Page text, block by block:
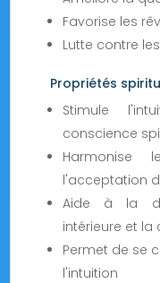
Favorise les
Lutte contre
Propriétés
Stimule
conscience
Harmonise
l'acceptation
Aide à la
intérieure et la
Permet de se
l'intuition